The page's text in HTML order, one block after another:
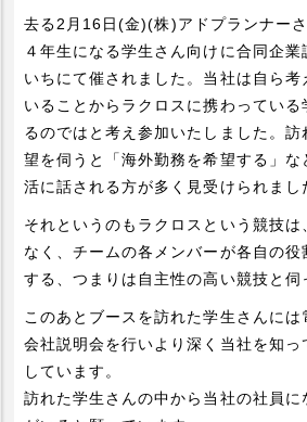
オーダー品について
拠点一覧
商品一覧
商品を探す
溶接技術の基礎とポイント
抵抗溶接の基礎とポイント (1)
抵抗溶接の基礎とポイント (2)
アーク溶接の基礎とポイント
採用情報
去る2月16日(金)(株)アドプランナー
４年生になる学生さん向けに合同企業
いちにて催されました。当社は自ら考
いることからラクロスに携わっている
るのではと考え参加いたしました。訪
望を伺うと「海外勤務を希望する」な
活に話される方が多く見受けられまし
それというのもラクロスという競技は
なく、チームの各メンバーが各自の役
する、つまりは自主性の高い競技と伺
このあとブースを訪れた学生さんには
会社説明会を行いより深く当社を知っ
しています。
訪れた学生さんの中から当社の社員に